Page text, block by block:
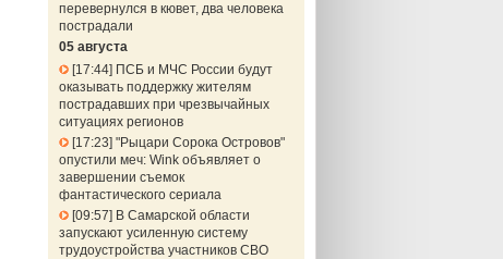
перевернулся в кювет, два человека
пострадали
05 августа
17:44 ПСБ и МЧС России будут
оказывать поддержку жителям
пострадавших при чрезвычайных
ситуациях регионов
17:23 "Рыцари Сорока Островов"
опустили меч: Wink объявляет о
завершении съемок
фантастического сериала
09:57
В Самарской области
запускают усиленную систему
трудоустройства участников СВО